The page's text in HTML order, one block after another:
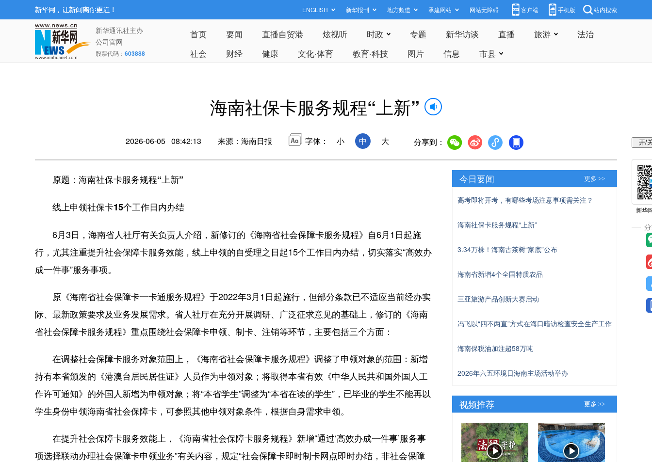
ENGLISH 新华报刊 地方频道 承建网站 网站无障碍 客户端 手机版 站内搜索
新华通讯社主办
公司官网
股票代码： 603888
首页 要闻 直播自贸港 炫视听 时政 专题 新华访谈 直播 旅游
法治
社会
财经 健康 文化·体育 教育·科技 图片 信息 市县
海南社保卡服务规程“上新”
2026-06-05 08:42:13 来源：海南日报 字体： 小 中 大 分享到：
原题：海南社保卡服务规程“上新”
线上申领社保卡15个工作日内办结
6月3日，海南省人社厅有关负责人介绍，新修订的《海南省社会保障卡服务规程》自6月1日起施
行，尤其注重提升社会保障卡服务效能，线上申领的自受理之日起15个工作日内办结，切实落实“高效办
成一件事”服务事项。
原《海南省社会保障卡一卡通服务规程》于2022年3月1日起施行，但部分条款已不适应当前经办实
际、最新政策要求及业务发展需求。省人社厅在充分开展调研、广泛征求意见的基础上，修订的《海南
省社会保障卡服务规程》重点围绕社会保障卡申领、制卡、注销等环节，主要包括三个方面：
在调整社会保障卡服务对象范围上，《海南省社会保障卡服务规程》调整了申领对象的范围：新增
持有本省颁发的《港澳台居民居住证》人员作为申领对象；将取得本省有效《中华人民共和国外国人工
作许可通知》的外国人新增为申领对象；将“本省学生”调整为“本省在读的学生”，已毕业的学生不能再以
学生身份申领海南省社会保障卡，可参照其他申领对象条件，根据自身需求申领。
在提升社会保障卡服务效能上，《海南省社会保障卡服务规程》新增“通过‘高效办成一件事’服务事
项选择联动办理社会保障卡申领业务”有关内容，规定“社会保障卡即时制卡网点即时办结，非社会保障
今日要闻 更多 >>
高考即将开考，有哪些考场注意事项需关注？
海南社保卡服务规程“上新”
3.34万株！海南古茶树“家底”公布
海南省新增4个全国特质农品
三亚旅游产品创新大赛启动
冯飞以“四不两直”方式在海口暗访检查安全生产工作
海南保税油加注超58万吨
2026年六五环境日海南主场活动举办
视频推荐 更多 >>